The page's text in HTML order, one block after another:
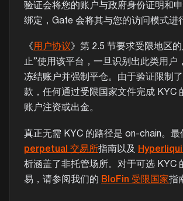
验证会将您的账户与政府身份证明和
绑定，Gate 会将其与您的访问模式进
《用户协议 》第 2.5 节要求受限地区
止”使用该平台，一旦识别出此类用户
冻结账户并强制平仓。由于验证限制
款，任何通过受限国家文件完成 KYC
账户注资或出金。
真正无需 KYC 的路径是 on-chain。最
perpetual 交易所指南以及
析涵盖了非托管场所。对于可选 KYC
易，请参阅我们的 BloFin 受限国家指